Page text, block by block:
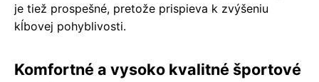
je tiež prospešné, pretože prispieva k zvýšeniu
kĺbovej pohyblivosti.
Komfortné a vysoko kvalitné športové